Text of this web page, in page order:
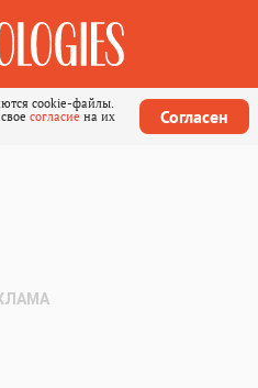
cookie-файлы.
согласие на их
Согласен